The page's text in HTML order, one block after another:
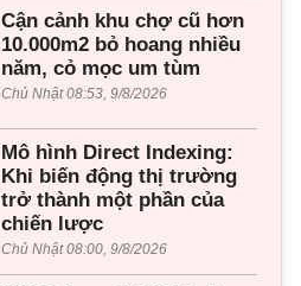
Cận cảnh khu chợ cũ hơn
10.000m2 bỏ hoang nhiều
năm, cỏ mọc um tùm
Chủ Nhật 08:53, 9/8/2026
Mô hình Direct Indexing:
Khi biến động thị trường
trở thành một phần của
chiến lược
Chủ Nhật 08:00, 9/8/2026